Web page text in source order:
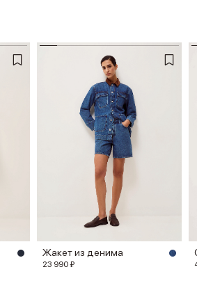
Жакет из денима
23 990 ₽